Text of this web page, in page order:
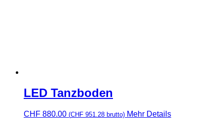
LED Tanzboden
CHF 880.00 (CHF 951.28 brutto) Mehr Details